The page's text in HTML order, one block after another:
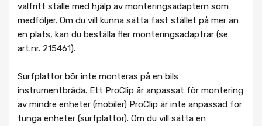
valfritt ställe med hjälp av monteringsadaptern som
medföljer. Om du vill kunna sätta fast stället på mer än
en plats, kan du beställa fler monteringsadaptrar (se
art.nr. 215461).
Surfplattor bör inte monteras på en bils
instrumentbräda. Ett ProClip är anpassat för montering
av mindre enheter (mobiler) ProClip är inte anpassad för
tunga enheter (surfplattor). Om du vill sätta en